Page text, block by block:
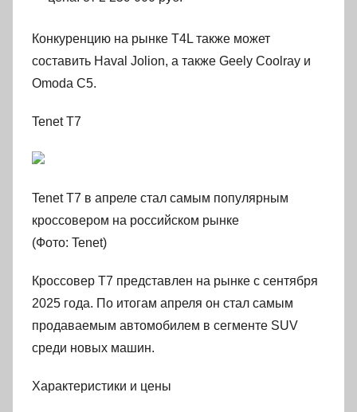
Конкуренцию на рынке T4L также может
составить Haval Jolion, а также Geely Coolray и
Omoda C5.
Tenet T7
Tenet T7 в апреле стал самым популярным
кроссовером на российском рынке
(Фото: Tenet)
Кроссовер T7 представлен на рынке с сентября
2025 года. По итогам апреля он стал самым
продаваемым автомобилем в сегменте SUV
среди новых машин.
Характеристики и цены